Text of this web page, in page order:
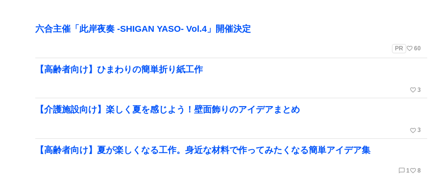
六合主催「此岸夜奏 -SHIGAN YASO- Vol.4」開催決定
PR favorite_border 60
【高齢者向け】ひまわりの簡単折り紙工作
favorite_border 3
【介護施設向け】楽しく夏を感じよう！壁面飾りのアイデアまとめ
favorite_border 3
【高齢者向け】夏が楽しくなる工作。身近な材料で作ってみたくなる簡単アイデア集
chat_bubble_outline 1 favorite_border 8